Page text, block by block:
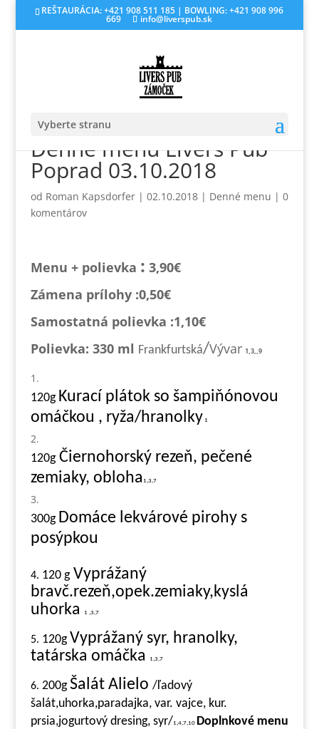
REŠTAURÁCIA: +421 908 511 185 | BOWLING: +421 908 996
669 info@liverspub.sk
Vyberte stranu
Denné menu Livers Pub
Poprad 03.10.2018
od Roman Kapsdorfer| 02.10.2018| Denné menu | 0
komentárov
Menu + polievka : 3,90€
Zámena prílohy :0,50€
Samostatná polievka :1,10€
Polievka: 330 ml Frankfurtská/Vývar 1,3,,9
120g Kurací plátok so šampiňónovou
omáčkou , ryža/hranolky 1
120gČiernohorský rezeň, pečené
zemiaky, obloha 1,3,7
300g Domáce lekvárové pirohy s
posýpkou
4. 120 gVyprážaný
bravč.rezeň,opek.zemiaky,kyslá
uhorka
1 ,3,7
5. 120gVyprážaný syr, hranolky,
tatárska omáčka
1,3,7
6. 200gŠalát Alielo /ľadový
šalát,uhorka,paradajka, var. vajce, kur.
prsia,jogurtový dresing, syr/1,4,7,10 Doplnkové menu